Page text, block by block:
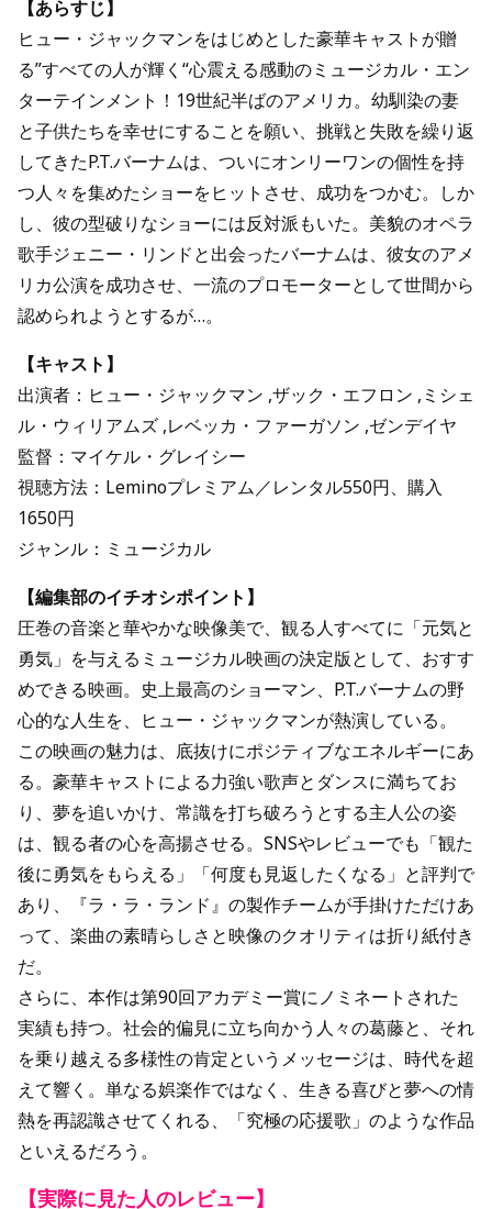
【あらすじ】
ヒュー・ジャックマンをはじめとした豪華キャストが贈
る”すべての人が輝く“心震える感動のミュージカル・エン
ターテインメント！19世紀半ばのアメリカ。幼馴染の妻
と子供たちを幸せにすることを願い、挑戦と失敗を繰り返
してきたP.T.バーナムは、ついにオンリーワンの個性を持
つ人々を集めたショーをヒットさせ、成功をつかむ。しか
し、彼の型破りなショーには反対派もいた。美貌のオペラ
歌手ジェニー・リンドと出会ったバーナムは、彼女のアメ
リカ公演を成功させ、一流のプロモーターとして世間から
認められようとするが…。
【キャスト】
出演者：ヒュー・ジャックマン ,ザック・エフロン ,ミシェ
ル・ウィリアムズ ,レベッカ・ファーガソン ,ゼンデイヤ
監督：マイケル・グレイシー
視聴方法：Leminoプレミアム／レンタル550円、購入
1650円
ジャンル：ミュージカル
【編集部のイチオシポイント】
圧巻の音楽と華やかな映像美で、観る人すべてに「元気と
勇気」を与えるミュージカル映画の決定版として、おすす
めできる映画。史上最高のショーマン、P.T.バーナムの野
心的な人生を、ヒュー・ジャックマンが熱演している。
この映画の魅力は、底抜けにポジティブなエネルギーにあ
る。豪華キャストによる力強い歌声とダンスに満ちてお
り、夢を追いかけ、常識を打ち破ろうとする主人公の姿
は、観る者の心を高揚させる。SNSやレビューでも「観た
後に勇気をもらえる」「何度も見返したくなる」と評判で
あり、『ラ・ラ・ランド』の製作チームが手掛けただけあ
って、楽曲の素晴らしさと映像のクオリティは折り紙付き
だ。
さらに、本作は第90回アカデミー賞にノミネートされた
実績も持つ。社会的偏見に立ち向かう人々の葛藤と、それ
を乗り越える多様性の肯定というメッセージは、時代を超
えて響く。単なる娯楽作ではなく、生きる喜びと夢への情
熱を再認識させてくれる、「究極の応援歌」のような作品
といえるだろう。
【実際に見た人のレビュー】